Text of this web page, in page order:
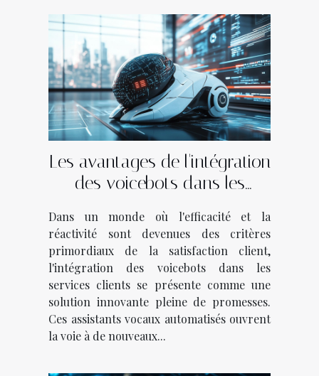
Les avantages de l'intégration
des voicebots dans les
Dans un monde où l'efficacité et la
réactivité sont devenues des critères
primordiaux de la satisfaction client,
l'intégration des voicebots dans les
services clients se présente comme une
solution innovante pleine de promesses.
Ces assistants vocaux automatisés ouvrent
la voie à de nouveaux...